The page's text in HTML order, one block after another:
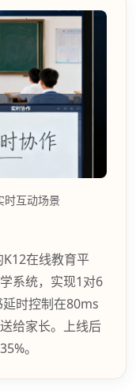
互动场景
在线教育平
系统，实现1对6
时控制在80ms
给家长。上线后
。